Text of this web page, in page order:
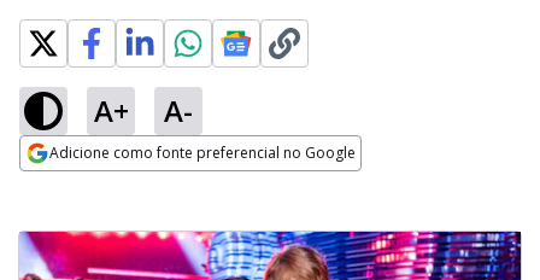
A+ A-
Adicione como fonte preferencial no Google